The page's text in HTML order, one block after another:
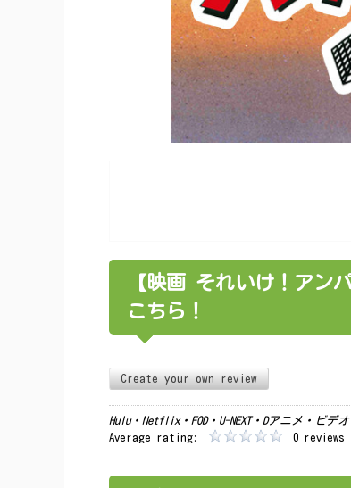
【映画 それいけ！アン
こちら！
Create your own review
Hulu・Netflix・FOD・U-NEXT・Dアニメ・ビ
Average rating:
0 reviews